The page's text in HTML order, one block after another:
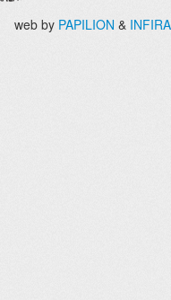
web by PAPILION & INFIRA